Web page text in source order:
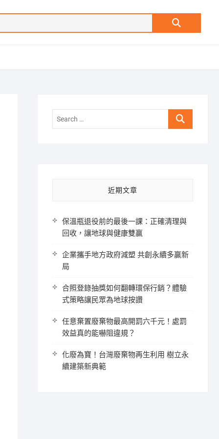
Search
Search
近期文章
保溫瓶退役前的最後一課：正確清理與
回收，讓地球與健康雙贏
企業攜手地方政府減塑 共創永續多贏新
局
合照登錄抽獎如何翻轉環保行銷？體驗
式策略讓民眾為地球按讚
任意棄置廢棄物最高開罰六千元！處罰
效益真的能嚇阻違規？
化廢為寶！台灣廢棄物再生利用 樹立永
續建築新典範